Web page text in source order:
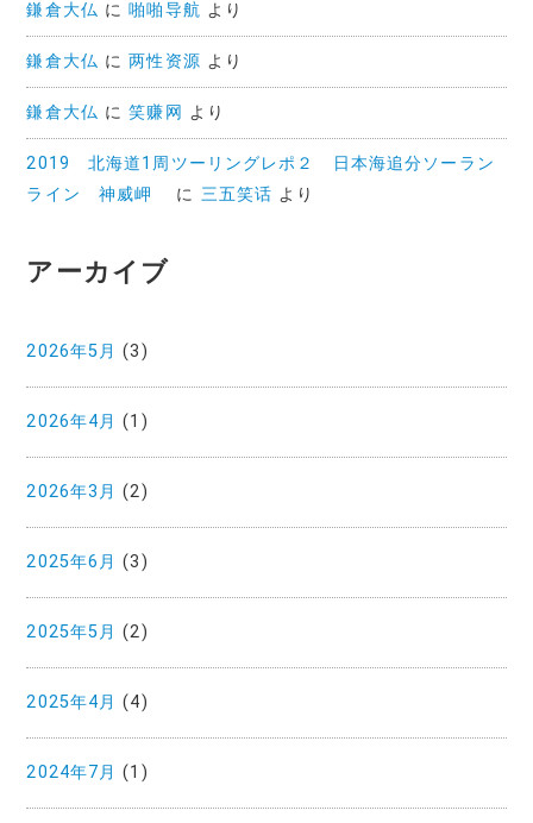
鎌倉大仏 に啪啪导航 より
鎌倉大仏 に两性资源 より
鎌倉大仏 に笑赚网 より
2019 北海道1周ツーリングレポ２ 日本海追分ソーラン
ライン 神威岬
に 三五笑话 より
アーカイブ
2026年5月 (3)
2026年4月 (1)
2026年3月 (2)
2025年6月 (3)
2025年5月 (2)
2025年4月 (4)
2024年7月 (1)